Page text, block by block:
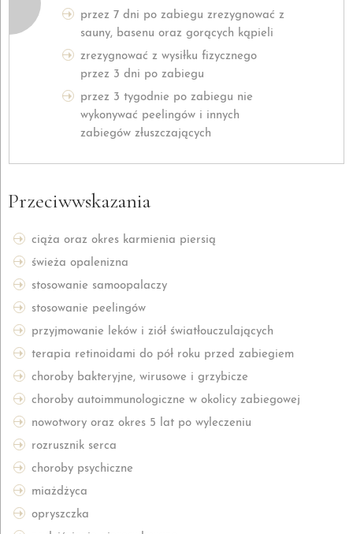
przez 7 dni po zabiegu zrezygnować z
sauny, basenu oraz gorących kąpieli
zrezygnować z wysiłku fizycznego
przez 3 dni po zabiegu
przez 3 tygodnie po zabiegu nie
wykonywać peelingów i innych
zabiegów złuszczających
Przeciwwskazania
ciąża oraz okres karmienia piersią
świeża opalenizna
stosowanie samoopalaczy
stosowanie peelingów
przyjmowanie leków i ziół światłouczulających
terapia retinoidami do pół roku przed zabiegiem
choroby bakteryjne, wirusowe i grzybicze
choroby autoimmunologiczne w okolicy zabiegowej
nowotwory oraz okres 5 lat po wyleczeniu
rozrusznik serca
choroby psychiczne
miażdżyca
opryszczka